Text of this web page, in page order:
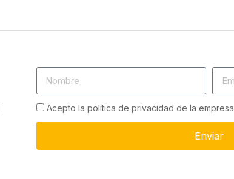
Acepto la política de privacidad de la empresa
Enviar